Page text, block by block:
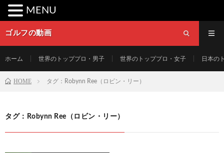
ゴルフの動画
ホーム 世界のトッププロ・男子 世界のトッププロ・女子 日本の
HOME タグ：Robynn Ree（ロビン・リー）
タグ：Robynn Ree（ロビン・リー）
MENU